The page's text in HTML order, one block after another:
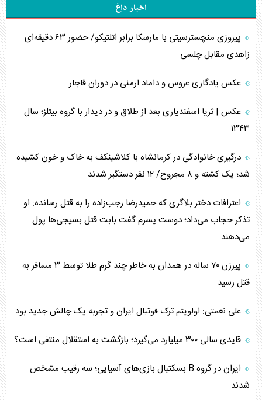
اخبار داغ
پیروزی منچسترسیتی با مارسکا برابر اتلتیکو/ حضور ۶۳ دقیقه‌ای
زاهدی مقابل چلسی
عکس یادگاری عروس و داماد ارمنی در دوران قاجار
عکس | ثریا اسفندیاری بعد از طلاق و در دیدار با گروه بیتلز؛ سال
۱۳۴۳
درگیری خانوادگی در کرمانشاه با کلاشینکف به خاک و خون کشیده
شد؛ یک کشته و ۸ مجروح/ ۱۲ نفر دستگیر شدند
اعترافات دختر بلاگری که حمیدرضا رجب‌زاده را به قتل رسانده: او
تذکر حجاب می‌داد؛ دوست پسرم گفت بابت قتل بسیجی‌ها پول
می‌دهند
پیرزن ۷۰ ساله در همدان به خاطر چند گرم طلا توسط ۳ مسافر به
قتل رسید
علی نعمتی: اولویتم ترک فوتبال ایران و تجربه یک چالش جدید بود
قایدی سالی ۳۰۰ میلیارد می‌گیرد؛ بازگشت به استقلال منتفی است؟
ایران در گروه B بسکتبال بازی‌های آسیایی؛ سه رقیب مشخص
شدند